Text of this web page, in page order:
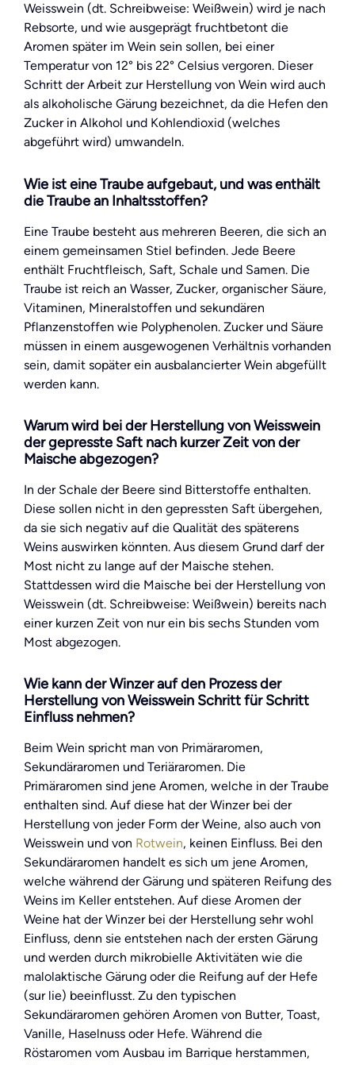
Weisswein (dt. Schreibweise: Weißwein) wird je nach
Rebsorte, und wie ausgeprägt fruchtbetont die
Aromen später im Wein sein sollen, bei einer
Temperatur von 12° bis 22° Celsius vergoren. Dieser
Schritt der Arbeit zur Herstellung von Wein wird auch
als alkoholische Gärung bezeichnet, da die Hefen den
Zucker in Alkohol und Kohlendioxid (welches
abgeführt wird) umwandeln.
Wie ist eine Traube aufgebaut, und was enthält
die Traube an Inhaltsstoffen?
Eine Traube besteht aus mehreren Beeren, die sich an
einem gemeinsamen Stiel befinden. Jede Beere
enthält Fruchtfleisch, Saft, Schale und Samen. Die
Traube ist reich an Wasser, Zucker, organischer Säure,
Vitaminen, Mineralstoffen und sekundären
Pflanzenstoffen wie Polyphenolen. Zucker und Säure
müssen in einem ausgewogenen Verhältnis vorhanden
sein, damit sopäter ein ausbalancierter Wein abgefüllt
werden kann.
Warum wird bei der Herstellung von Weisswein
der gepresste Saft nach kurzer Zeit von der
Maische abgezogen?
In der Schale der Beere sind Bitterstoffe enthalten.
Diese sollen nicht in den gepressten Saft übergehen,
da sie sich negativ auf die Qualität des späterens
Weins auswirken könnten. Aus diesem Grund darf der
Most nicht zu lange auf der Maische stehen.
Stattdessen wird die Maische bei der Herstellung von
Weisswein (dt. Schreibweise: Weißwein) bereits nach
einer kurzen Zeit von nur ein bis sechs Stunden vom
Most abgezogen.
Wie kann der Winzer auf den Prozess der
Herstellung von Weisswein Schritt für Schritt
Einfluss nehmen?
Beim Wein spricht man von Primäraromen,
Sekundäraromen und Teriäraromen. Die
Primäraromen sind jene Aromen, welche in der Traube
enthalten sind. Auf diese hat der Winzer bei der
Herstellung von jeder Form der Weine, also auch von
Weisswein und von Rotwein, keinen Einfluss. Bei den
Sekundäraromen handelt es sich um jene Aromen,
welche während der Gärung und späteren Reifung des
Weins im Keller entstehen. Auf diese Aromen der
Weine hat der Winzer bei der Herstellung sehr wohl
Einfluss, denn sie entstehen nach der ersten Gärung
und werden durch mikrobielle Aktivitäten wie die
malolaktische Gärung oder die Reifung auf der Hefe
(sur lie) beeinflusst. Zu den typischen
Sekundäraromen gehören Aromen von Butter, Toast,
Vanille, Haselnuss oder Hefe. Während die
Röstaromen vom Ausbau im Barrique herstammen,